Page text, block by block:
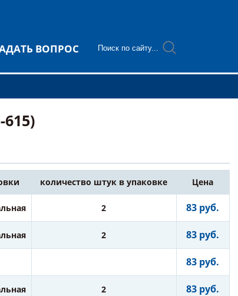
ВОПРОС
количество штук в упаковке Цена
2 83 руб.
2 83 руб.
83 руб.
2 83 руб.